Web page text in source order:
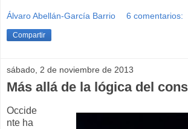
Álvaro Abellán-García Barrio 6 comentarios:
Compartir
sábado, 2 de noviembre de 2013
Más allá de la lógica del
Occide
nte ha